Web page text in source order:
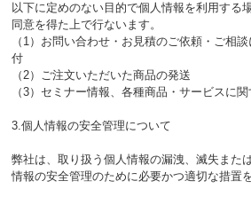
以下に定めのない目的で個人情報を利用する
同意を得た上で行ないます。
（1）お問い合わせ・お見積のご依頼・ご相
付
（2）ご注文いただいた商品の発送
（3）セミナー情報、各種商品・サービスに
3.個人情報の安全管理について
弊社は、取り扱う個人情報の漏洩、滅失また
情報の安全管理のために必要かつ適切な措置